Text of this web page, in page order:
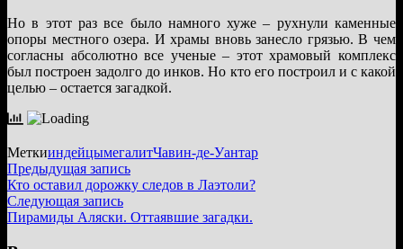
Но в этот раз все было намного хуже – рухнули каменные
опоры местного озера. И храмы вновь занесло грязью. В чем
согласны абсолютно все ученые – этот храмовый комплекс
был построен задолго до инков. Но кто его построил и с какой
целью – остается загадкой.
МеткииндейцымегалитЧавин-де-Уантар
Навигация
по
записям
Предыдущая записьПредыдущая
запись:
Кто оставил дорожку следов в Лаэтоли?
Следующая записьСледующая
запись:
Пирамиды Аляски. Оттаявшие загадки.